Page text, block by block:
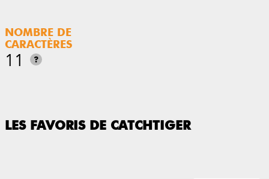
NOMBRE DE
CARACTÈRES
11 ?
LES FAVORIS DE CATCHTIGER